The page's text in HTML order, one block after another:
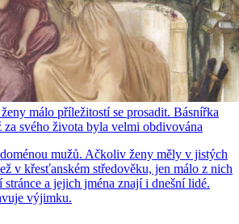
málo příležitostí se prosadit. Básnířka
svého života byla velmi obdivována
mužů. Ačkoliv ženy měly v jistých
v křesťanském středověku, jen málo z nich
stránce a jejich jména znají i dnešní lidé.
výjimku.